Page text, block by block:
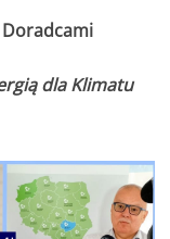
dla Klimatu